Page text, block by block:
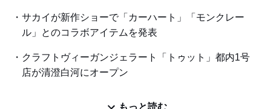
サカイが新作ショーで「カーハート」「モンクレー
ル」とのコラボアイテムを発表
クラフトヴィーガンジェラート「トゥット」都内1号
店が清澄白河にオープン